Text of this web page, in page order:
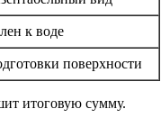
к воде
поверхности
итоговую сумму.